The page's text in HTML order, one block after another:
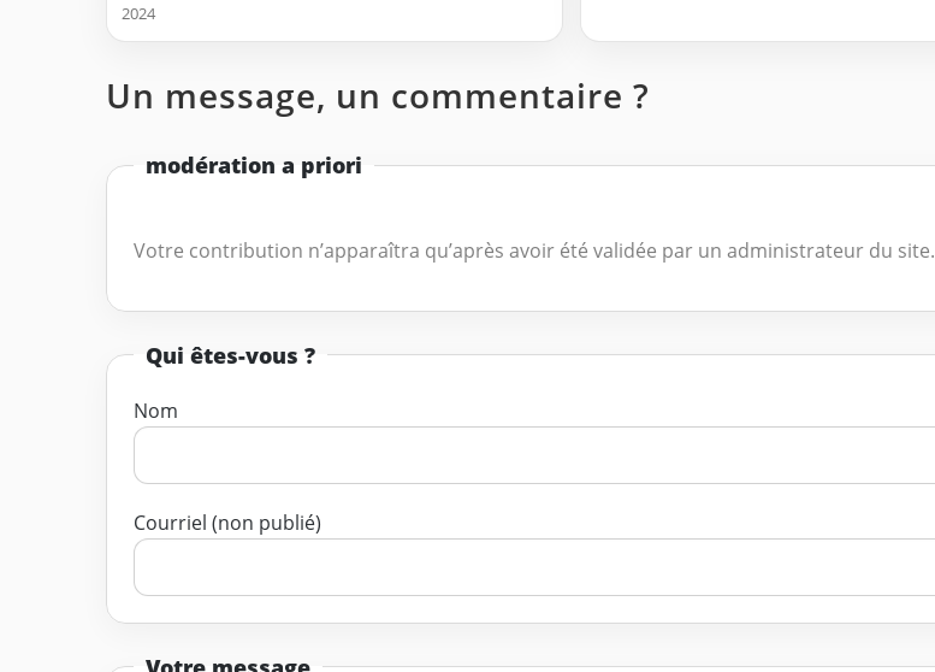
2024
Un message, un commentaire ?
modération a priori
Votre contribution n’apparaîtra qu’après avoir été validée par un administrateur du site.
Qui êtes-vous ?
Nom
Courriel (non publié)